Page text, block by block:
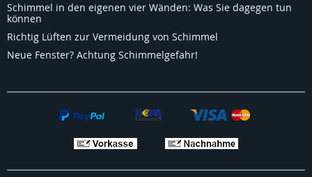
Schimmel in den eigenen vier Wänden: Was Sie dagegen tun
können
Richtig Lüften zur Vermeidung von Schimmel
Neue Fenster? Achtung Schimmelgefahr!